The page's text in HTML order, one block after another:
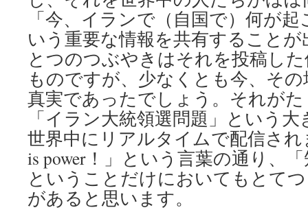
「今、イランで（自国で）何が
いう重要な情報を共有すること
とつのつぶやきはそれを投稿し
ものですが、少なくとも今、そ
真実であったでしょう。それが
「イラン大統領選問題」という
世界中にリアルタイムで配信され
is power！」という言葉の通り、
ということだけにおいてもとて
があると思います。